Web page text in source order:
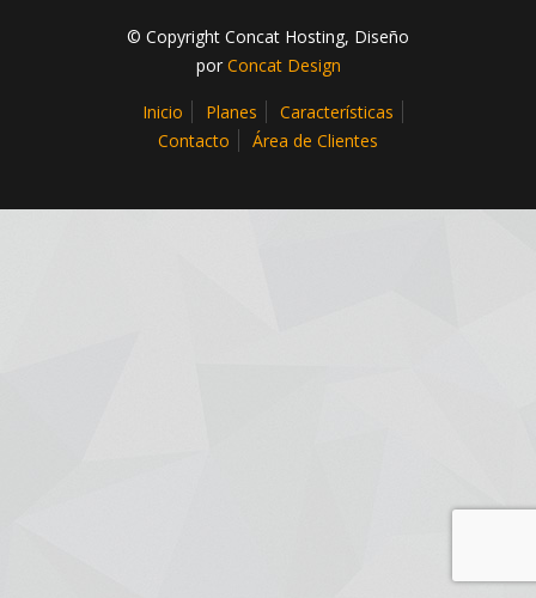
© Copyright Concat Hosting, Diseño
por Concat Design
Inicio Planes
Características
Contacto
Área de Clientes